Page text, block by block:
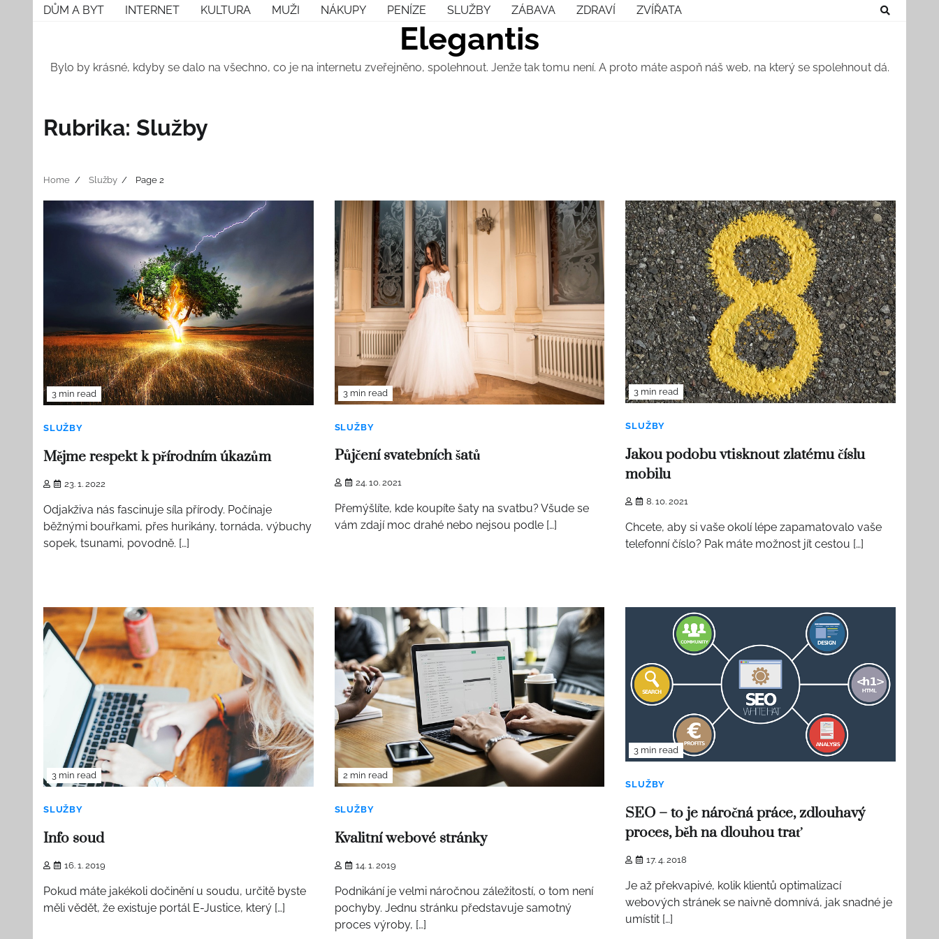
Skip
DŮM A BYT INTERNET KULTURA MUŽI NÁKUPY PENÍZE SLUŽBY ZÁBAVA ZDRAVÍ ZVÍŘATA
Elegantis
Bylo by krásné, kdyby se dalo na všechno, co je na internetu zveřejněno, spolehnout. Jenže tak tomu není. A proto máte aspoň náš web, na který se spolehnout dá.
Rubrika: Služby
Home Služby Page 2
3 min read
SLUŽBY
Mějme respekt k přírodním úkazům
23. 1. 2022
Odjakživa nás fascinuje síla přírody. Počínaje
běžnými bouřkami, přes hurikány, tornáda, výbuchy
sopek, tsunami, povodně. […]
3 min read
SLUŽBY
Půjčení svatebních šatů
24. 10. 2021
Přemýšlíte, kde koupíte šaty na svatbu? Všude se
vám zdají moc drahé nebo nejsou podle […]
3 min read
SLUŽBY
Jakou podobu vtisknout zlatému číslu
mobilu
8. 10. 2021
Chcete, aby si vaše okolí lépe zapamatovalo vaše
telefonní číslo? Pak máte možnost jít cestou […]
3 min read
SLUŽBY
Info soud
16. 1. 2019
Pokud máte jakékoli dočinění u soudu, určitě byste
měli vědět, že existuje portál E-Justice, který […]
2 min read
SLUŽBY
Kvalitní webové stránky
14. 1. 2019
Podnikání je velmi náročnou záležitostí, o tom není
pochyby. Jednu stránku představuje samotný
proces výroby, […]
3 min read
SLUŽBY
SEO – to je náročná práce, zdlouhavý
proces, běh na dlouhou trať
17. 4. 2018
Je až překvapivé, kolik klientů optimalizací
webových stránek se naivně domnívá, jak snadné je
umístit […]